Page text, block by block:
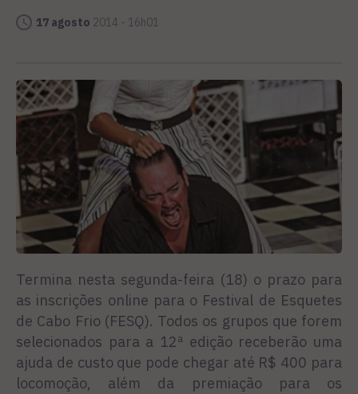
17 agosto 2014 - 16h01
Termina nesta segunda-feira (18) o prazo para
as inscrições online para o Festival de Esquetes
de Cabo Frio (FESQ). Todos os grupos que forem
selecionados para a 12ª edição receberão uma
ajuda de custo que pode chegar até R$ 400 para
locomoção, além da premiação para os